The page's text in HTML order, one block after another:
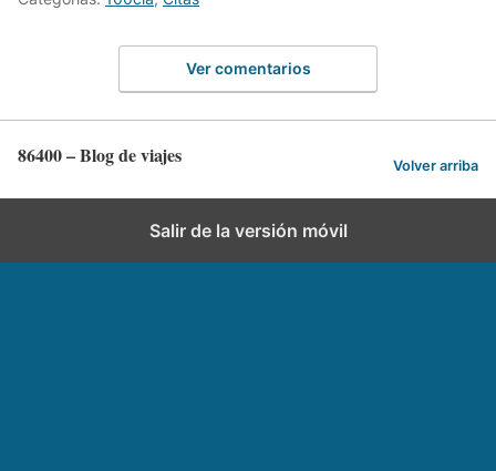
Ver comentarios
86400 – Blog de viajes Volver arriba
Salir de la versión móvil